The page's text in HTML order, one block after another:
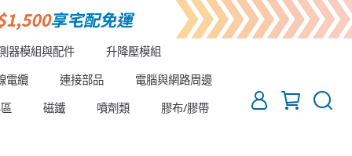
器模組與配件
升降壓模組
電纜
連接部品
電腦與網路周邊
磁鐵 噴劑類 膠布/膠帶